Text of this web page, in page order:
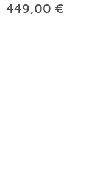
449,00 €